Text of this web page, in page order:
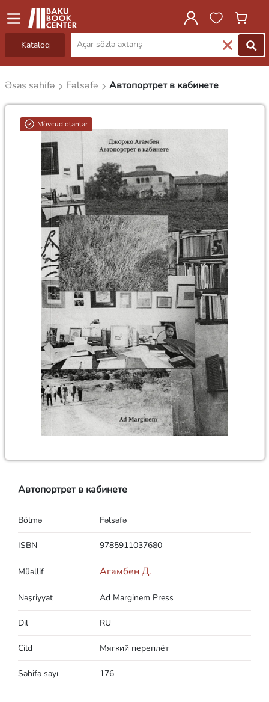
Kataloq
Əsas səhifə Fəlsəfə Автопортрет в кабинете
Mövcud olanlar
Автопортрет в кабинете
Bölmə Fəlsəfə
ISBN 9785911037680
Müəllif Агамбен Д.
Nəşriyyat Ad Marginem Press
Dil RU
Cild Мягкий переплёт
Səhifə sayı 176